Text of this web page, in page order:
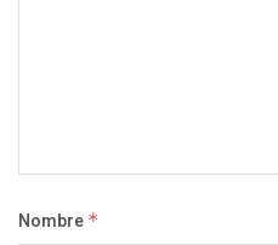
Nombre *